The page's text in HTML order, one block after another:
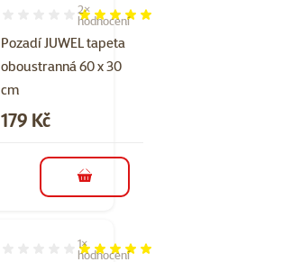
Pozadí JUWEL tapeta
oboustranná 60 x 30
cm
Hodnocení 100%, počet hodnocení: 2
2×
hodnocení
Cena
179 Kč
do košíku
Hodnocení 100%, počet hodnocení: 1
1×
hodnocení